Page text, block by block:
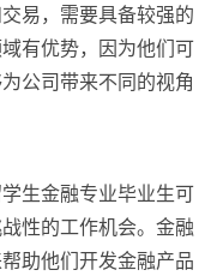
易，需要具备较强的
有优势，因为他们可
公司带来不同的视角
生金融专业毕业生可
性的工作机会。金融
助他们开发金融产品